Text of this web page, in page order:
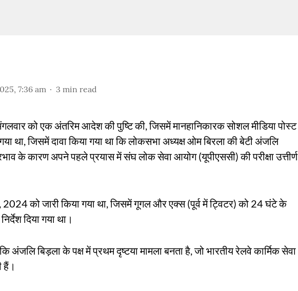
7:36 am 3 min read
को एक अंतरिम आदेश की पुष्टि की, जिसमें मानहानिकारक सोशल मीडिया पोस्ट
गया था, जिसमें दावा किया गया था कि लोकसभा अध्यक्ष ओम बिरला की बेटी अंजलि
के कारण अपने पहले प्रयास में संघ लोक सेवा आयोग (यूपीएससी) की परीक्षा उत्तीर्ण
को जारी किया गया था, जिसमें गूगल और एक्स (पूर्व में ट्विटर) को 24 घंटे के
दिया गया था।
अंजलि बिड़ला के पक्ष में प्रथम दृष्टया मामला बनता है, जो भारतीय रेलवे कार्मिक सेवा
हैं।